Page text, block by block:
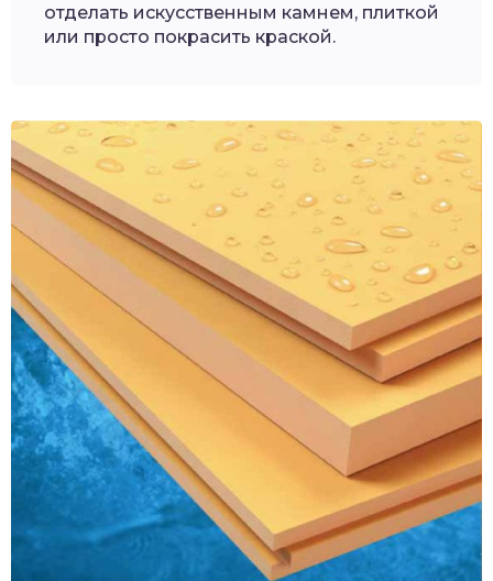
отделать искусственным камнем, плиткой
или просто покрасить краской.